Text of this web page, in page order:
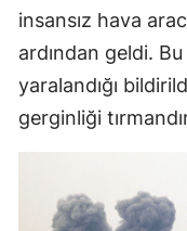
insansız hava
ardından geldi.
yaralandığı
gerginliği